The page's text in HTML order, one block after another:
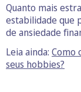
Quanto mais
estabilidade que
de ansiedade
Leia ainda: Como
seus hobbies?